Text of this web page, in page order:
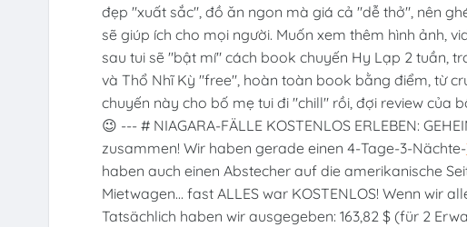
đẹp "xuất sắc", đồ ăn ngon mà giá cả "dễ thở", nên
sẽ giúp ích cho mọi người. Muốn xem thêm hình ảnh,
sau tui sẽ "bật mí" cách book chuyến Hy Lạp 2 tuần,
và Thổ Nhĩ Kỳ "free", hoàn toàn book bằng điểm, từ
chuyến này cho bố mẹ tui đi "chill" rồi, đợi review của
😉 --- # NIAGARA-FÄLLE KOSTENLOS ERLEBEN:
zusammen! Wir haben gerade einen 4-Tage-3-Nächte-
haben auch einen Abstecher auf die amerikanische
Mietwagen... fast ALLES war KOSTENLOS! Wenn wir
Tatsächlich haben wir ausgegeben: 163,82 $ (für 2